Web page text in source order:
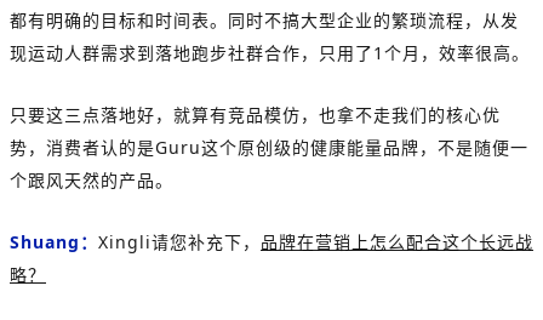
都有明确的目标和时间表。同时不搞大型企业的繁琐流程，从发
现运动人群需求到落地跑步社群合作，只用了1个月，效率很高。
只要这三点落地好，就算有竞品模仿，也拿不走我们的核心优
势，消费者认的是Guru这个原创级的健康能量品牌，不是随便一
个跟风天然的产品。
Shuang： Xingli请您补充下， 品牌在营销上怎么配合这个长远战
略？